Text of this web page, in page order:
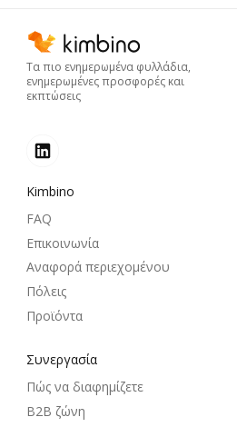
Τα πιο ενημερωμένα φυλλάδια,
ενημερωμένες προσφορές και
εκπτώσεις
Kimbino
FAQ
Επικοινωνία
Αναφορά περιεχομένου
Πόλεις
Προϊόντα
Συνεργασία
Πώς να διαφημίζετε
B2B ζώνη